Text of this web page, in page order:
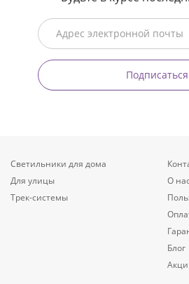
Подписаться
Светильники для дома
Для улицы
Трек-системы
О нас
Блог